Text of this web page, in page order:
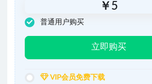
￥ 5
普通用户购买
立即购买
VIP会员免费下载